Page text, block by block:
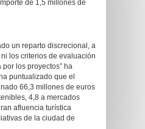
de 1,5 millones de
un reparto discrecional, a
los criterios de evaluación
los proyectos” ha
puntualizado que el
66,3 millones de euros
4,8 a mercados
afluencia turística
de la ciudad de